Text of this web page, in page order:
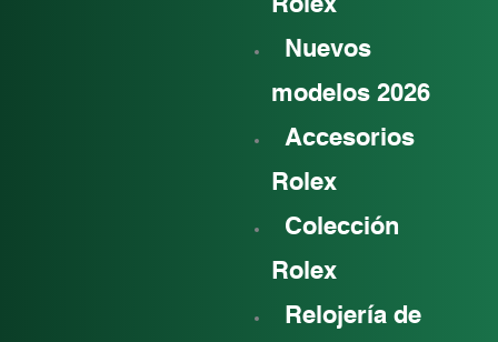
Rolex
Nuevos
modelos 2026
Accesorios
Rolex
Colección
Rolex
Relojería de